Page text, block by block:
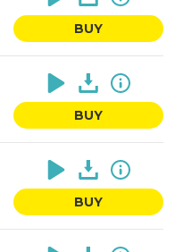
BUY
BUY
BUY